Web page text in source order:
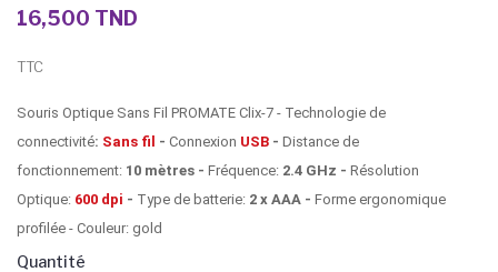
16,500 TND
TTC
Souris Optique Sans Fil PROMATE Clix-7 - Technologie de
connectivité: Sans fil - Connexion USB - Distance de
fonctionnement: 10 mètres - Fréquence: 2.4 GHz - Résolution
Optique: 600 dpi - Type de batterie: 2 x AAA - Forme ergonomique
profilée - Couleur: gold
Quantité